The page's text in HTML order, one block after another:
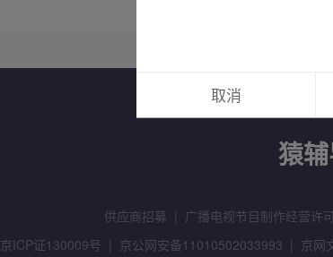
供应商招募 | 广播电视节目制作经营许
京ICP证130009号 | 京公网安备11010502033993 | 京网
取消